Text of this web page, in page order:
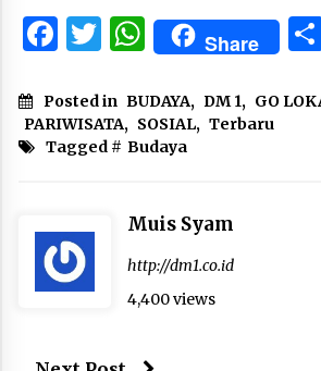
Facebook
Twitter
WhatsApp
Share
Posted in BUDAYA, DM 1, GO
PARIWISATA, SOSIAL, Terbaru
Tagged # Budaya
Muis Syam
http://dm1.co.id
4,400 views